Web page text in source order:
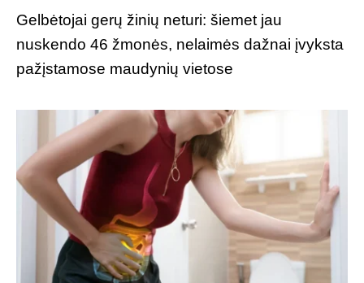
Gelbėtojai gerų žinių neturi: šiemet jau
nuskendo 46 žmonės, nelaimės dažnai įvyksta
pažįstamose maudynių vietose